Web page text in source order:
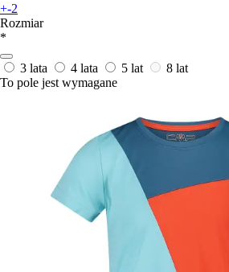
+-2
Rozmiar
*
3 lata 4 lata 5 lat
8 lat
To pole jest wymagane